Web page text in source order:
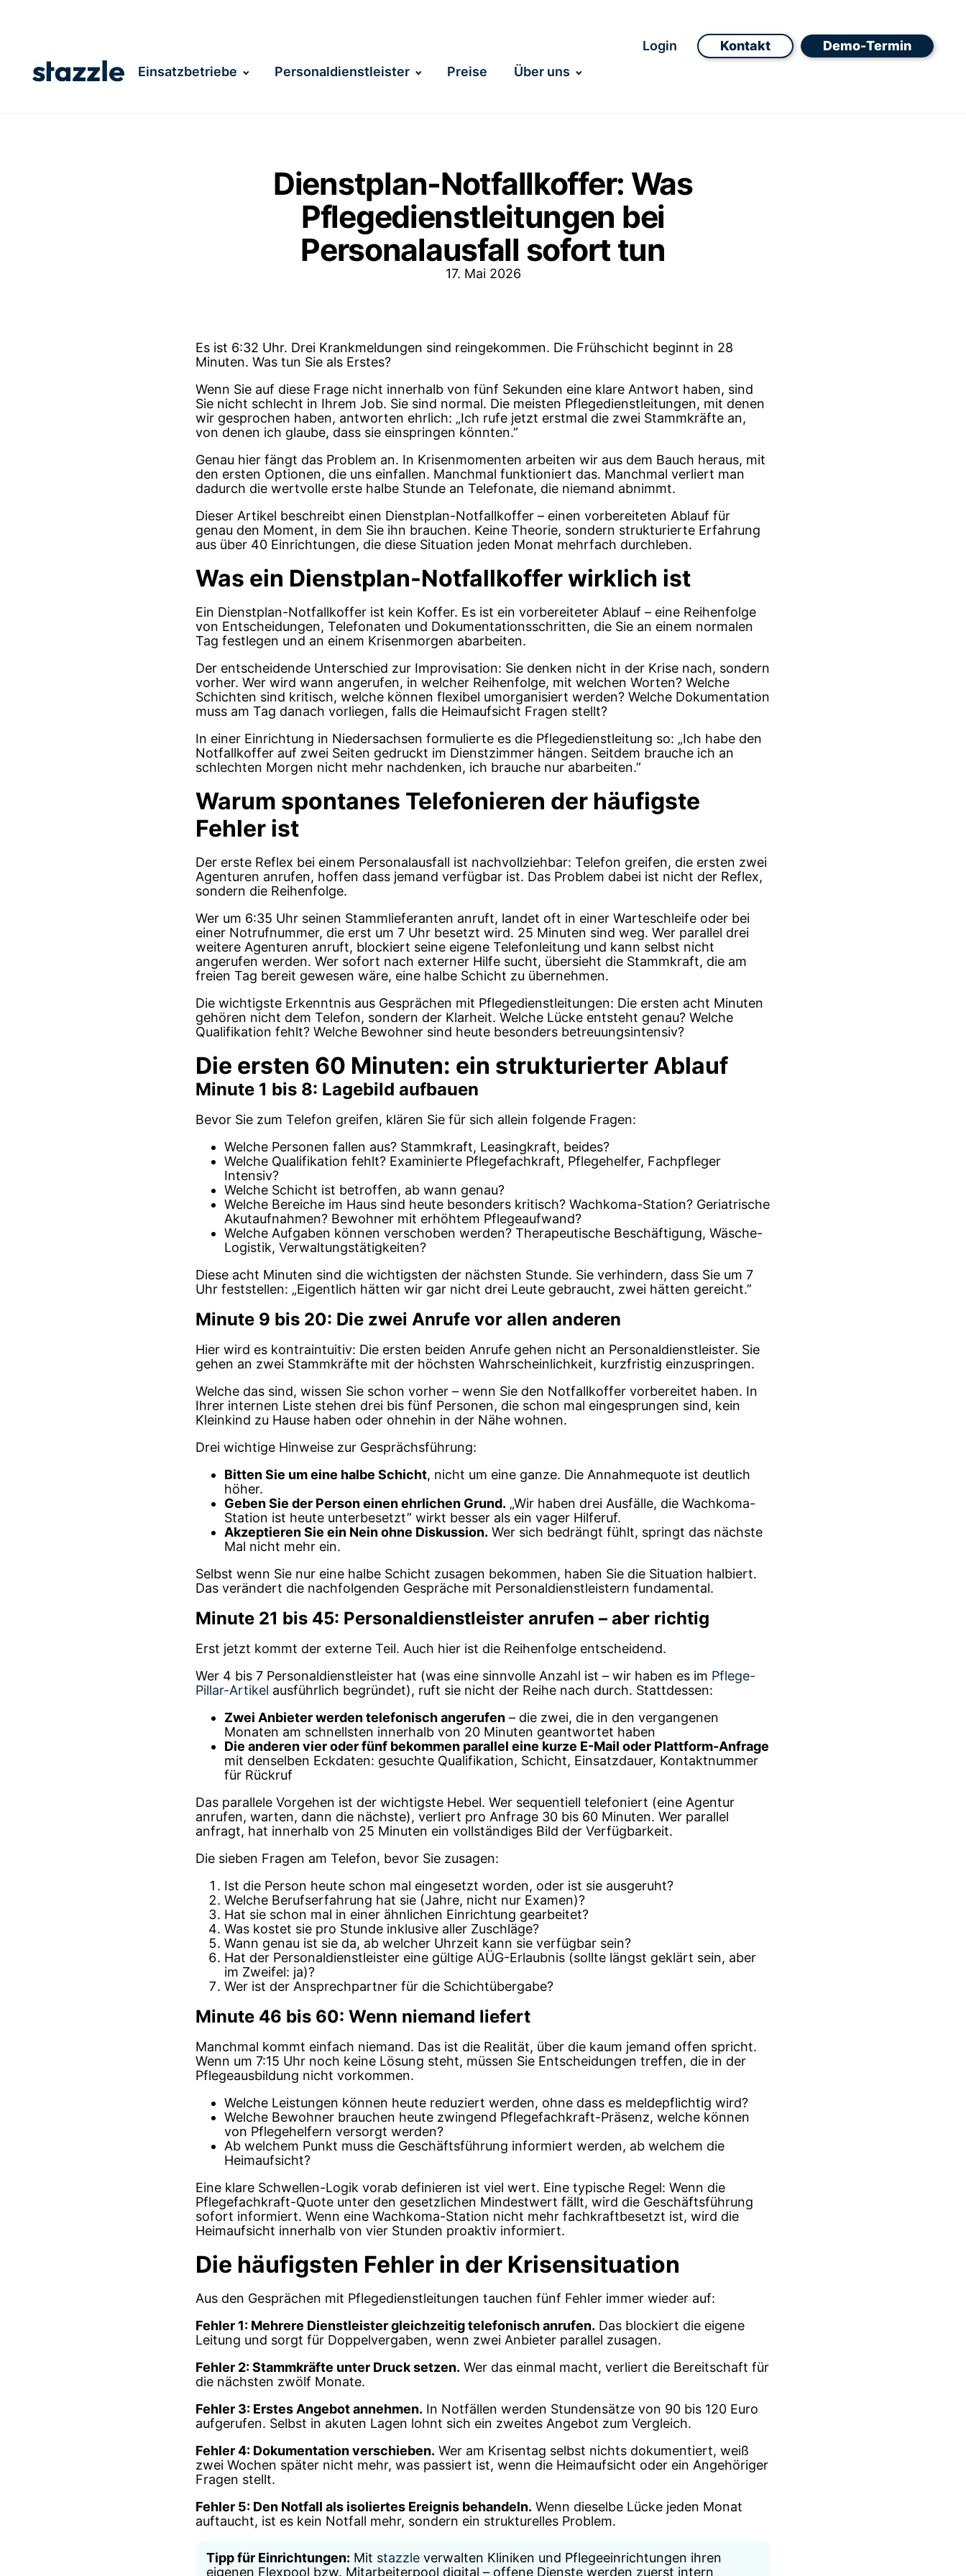
Einsatzbetriebe Personaldienstleister Preise Über uns
Login Kontakt Demo-Termin
Dienstplan-Notfallkoffer: Was
Pflegedienstleitungen bei
Personalausfall sofort tun
17. Mai 2026
Es ist 6:32 Uhr. Drei Krankmeldungen sind reingekommen. Die Frühschicht beginnt in 28
Minuten. Was tun Sie als Erstes?
Wenn Sie auf diese Frage nicht innerhalb von fünf Sekunden eine klare Antwort haben, sind
Sie nicht schlecht in Ihrem Job. Sie sind normal. Die meisten Pflegedienstleitungen, mit denen
wir gesprochen haben, antworten ehrlich: „Ich rufe jetzt erstmal die zwei Stammkräfte an,
von denen ich glaube, dass sie einspringen könnten.”
Genau hier fängt das Problem an. In Krisenmomenten arbeiten wir aus dem Bauch heraus, mit
den ersten Optionen, die uns einfallen. Manchmal funktioniert das. Manchmal verliert man
dadurch die wertvolle erste halbe Stunde an Telefonate, die niemand abnimmt.
Dieser Artikel beschreibt einen Dienstplan-Notfallkoffer – einen vorbereiteten Ablauf für
genau den Moment, in dem Sie ihn brauchen. Keine Theorie, sondern strukturierte Erfahrung
aus über 40 Einrichtungen, die diese Situation jeden Monat mehrfach durchleben.
Was ein Dienstplan-Notfallkoffer wirklich ist
Ein Dienstplan-Notfallkoffer ist kein Koffer. Es ist ein vorbereiteter Ablauf – eine Reihenfolge
von Entscheidungen, Telefonaten und Dokumentationsschritten, die Sie an einem normalen
Tag festlegen und an einem Krisenmorgen abarbeiten.
Der entscheidende Unterschied zur Improvisation: Sie denken nicht in der Krise nach, sondern
vorher. Wer wird wann angerufen, in welcher Reihenfolge, mit welchen Worten? Welche
Schichten sind kritisch, welche können flexibel umorganisiert werden? Welche Dokumentation
muss am Tag danach vorliegen, falls die Heimaufsicht Fragen stellt?
In einer Einrichtung in Niedersachsen formulierte es die Pflegedienstleitung so: „Ich habe den
Notfallkoffer auf zwei Seiten gedruckt im Dienstzimmer hängen. Seitdem brauche ich an
schlechten Morgen nicht mehr nachdenken, ich brauche nur abarbeiten.”
Warum spontanes Telefonieren der häufigste
Fehler ist
Der erste Reflex bei einem Personalausfall ist nachvollziehbar: Telefon greifen, die ersten zwei
Agenturen anrufen, hoffen dass jemand verfügbar ist. Das Problem dabei ist nicht der Reflex,
sondern die Reihenfolge.
Wer um 6:35 Uhr seinen Stammlieferanten anruft, landet oft in einer Warteschleife oder bei
einer Notrufnummer, die erst um 7 Uhr besetzt wird. 25 Minuten sind weg. Wer parallel drei
weitere Agenturen anruft, blockiert seine eigene Telefonleitung und kann selbst nicht
angerufen werden. Wer sofort nach externer Hilfe sucht, übersieht die Stammkraft, die am
freien Tag bereit gewesen wäre, eine halbe Schicht zu übernehmen.
Die wichtigste Erkenntnis aus Gesprächen mit Pflegedienstleitungen: Die ersten acht Minuten
gehören nicht dem Telefon, sondern der Klarheit. Welche Lücke entsteht genau? Welche
Qualifikation fehlt? Welche Bewohner sind heute besonders betreuungsintensiv?
Die ersten 60 Minuten: ein strukturierter Ablauf
Minute 1 bis 8: Lagebild aufbauen
Bevor Sie zum Telefon greifen, klären Sie für sich allein folgende Fragen:
Welche Personen fallen aus? Stammkraft, Leasingkraft, beides?
Welche Qualifikation fehlt? Examinierte Pflegefachkraft, Pflegehelfer, Fachpfleger
Intensiv?
Welche Schicht ist betroffen, ab wann genau?
Welche Bereiche im Haus sind heute besonders kritisch? Wachkoma-Station? Geriatrische
Akutaufnahmen? Bewohner mit erhöhtem Pflegeaufwand?
Welche Aufgaben können verschoben werden? Therapeutische Beschäftigung, Wäsche-
Logistik, Verwaltungstätigkeiten?
Diese acht Minuten sind die wichtigsten der nächsten Stunde. Sie verhindern, dass Sie um 7
Uhr feststellen: „Eigentlich hätten wir gar nicht drei Leute gebraucht, zwei hätten gereicht.”
Minute 9 bis 20: Die zwei Anrufe vor allen anderen
Hier wird es kontraintuitiv: Die ersten beiden Anrufe gehen nicht an Personaldienstleister. Sie
gehen an zwei Stammkräfte mit der höchsten Wahrscheinlichkeit, kurzfristig einzuspringen.
Welche das sind, wissen Sie schon vorher – wenn Sie den Notfallkoffer vorbereitet haben. In
Ihrer internen Liste stehen drei bis fünf Personen, die schon mal eingesprungen sind, kein
Kleinkind zu Hause haben oder ohnehin in der Nähe wohnen.
Drei wichtige Hinweise zur Gesprächsführung:
Bitten Sie um eine halbe Schicht, nicht um eine ganze. Die Annahmequote ist deutlich
höher.
Geben Sie der Person einen ehrlichen Grund. „Wir haben drei Ausfälle, die Wachkoma-
Station ist heute unterbesetzt” wirkt besser als ein vager Hilferuf.
Akzeptieren Sie ein Nein ohne Diskussion. Wer sich bedrängt fühlt, springt das nächste
Mal nicht mehr ein.
Selbst wenn Sie nur eine halbe Schicht zusagen bekommen, haben Sie die Situation halbiert.
Das verändert die nachfolgenden Gespräche mit Personaldienstleistern fundamental.
Minute 21 bis 45: Personaldienstleister anrufen – aber richtig
Erst jetzt kommt der externe Teil. Auch hier ist die Reihenfolge entscheidend.
Wer 4 bis 7 Personaldienstleister hat (was eine sinnvolle Anzahl ist – wir haben es im Pflege-
Pillar-Artikel ausführlich begründet), ruft sie nicht der Reihe nach durch. Stattdessen:
Zwei Anbieter werden telefonisch angerufen – die zwei, die in den vergangenen
Monaten am schnellsten innerhalb von 20 Minuten geantwortet haben
Die anderen vier oder fünf bekommen parallel eine kurze E-Mail oder Plattform-Anfrage
mit denselben Eckdaten: gesuchte Qualifikation, Schicht, Einsatzdauer, Kontaktnummer
für Rückruf
Das parallele Vorgehen ist der wichtigste Hebel. Wer sequentiell telefoniert (eine Agentur
anrufen, warten, dann die nächste), verliert pro Anfrage 30 bis 60 Minuten. Wer parallel
anfragt, hat innerhalb von 25 Minuten ein vollständiges Bild der Verfügbarkeit.
Die sieben Fragen am Telefon, bevor Sie zusagen:
Ist die Person heute schon mal eingesetzt worden, oder ist sie ausgeruht?
Welche Berufserfahrung hat sie (Jahre, nicht nur Examen)?
Hat sie schon mal in einer ähnlichen Einrichtung gearbeitet?
Was kostet sie pro Stunde inklusive aller Zuschläge?
Wann genau ist sie da, ab welcher Uhrzeit kann sie verfügbar sein?
Hat der Personaldienstleister eine gültige AÜG-Erlaubnis (sollte längst geklärt sein, aber
im Zweifel: ja)?
Wer ist der Ansprechpartner für die Schichtübergabe?
Minute 46 bis 60: Wenn niemand liefert
Manchmal kommt einfach niemand. Das ist die Realität, über die kaum jemand offen spricht.
Wenn um 7:15 Uhr noch keine Lösung steht, müssen Sie Entscheidungen treffen, die in der
Pflegeausbildung nicht vorkommen.
Welche Leistungen können heute reduziert werden, ohne dass es meldepflichtig wird?
Welche Bewohner brauchen heute zwingend Pflegefachkraft-Präsenz, welche können
von Pflegehelfern versorgt werden?
Ab welchem Punkt muss die Geschäftsführung informiert werden, ab welchem die
Heimaufsicht?
Eine klare Schwellen-Logik vorab definieren ist viel wert. Eine typische Regel: Wenn die
Pflegefachkraft-Quote unter den gesetzlichen Mindestwert fällt, wird die Geschäftsführung
sofort informiert. Wenn eine Wachkoma-Station nicht mehr fachkraftbesetzt ist, wird die
Heimaufsicht innerhalb von vier Stunden proaktiv informiert.
Die häufigsten Fehler in der Krisensituation
Aus den Gesprächen mit Pflegedienstleitungen tauchen fünf Fehler immer wieder auf:
Fehler 1: Mehrere Dienstleister gleichzeitig telefonisch anrufen. Das blockiert die eigene
Leitung und sorgt für Doppelvergaben, wenn zwei Anbieter parallel zusagen.
Fehler 2: Stammkräfte unter Druck setzen. Wer das einmal macht, verliert die Bereitschaft für
die nächsten zwölf Monate.
Fehler 3: Erstes Angebot annehmen. In Notfällen werden Stundensätze von 90 bis 120 Euro
aufgerufen. Selbst in akuten Lagen lohnt sich ein zweites Angebot zum Vergleich.
Fehler 4: Dokumentation verschieben. Wer am Krisentag selbst nichts dokumentiert, weiß
zwei Wochen später nicht mehr, was passiert ist, wenn die Heimaufsicht oder ein Angehöriger
Fragen stellt.
Fehler 5: Den Notfall als isoliertes Ereignis behandeln. Wenn dieselbe Lücke jeden Monat
auftaucht, ist es kein Notfall mehr, sondern ein strukturelles Problem.
Tipp für Einrichtungen: Mit stazzle verwalten Kliniken und Pflegeeinrichtungen ihren
eigenen Flexpool bzw. Mitarbeiterpool digital – offene Dienste werden zuerst intern